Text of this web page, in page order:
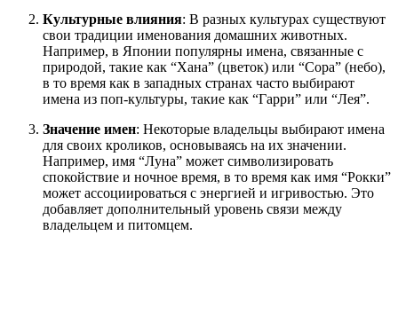
Культурные влияния: В разных культурах существуют
свои традиции именования домашних животных.
Например, в Японии популярны имена, связанные с
природой, такие как “Хана” (цветок) или “Сора” (небо),
в то время как в западных странах часто выбирают
имена из поп-культуры, такие как “Гарри” или “Лея”.
Значение имен: Некоторые владельцы выбирают имена
для своих кроликов, основываясь на их значении.
Например, имя “Луна” может символизировать
спокойствие и ночное время, в то время как имя “Рокки”
может ассоциироваться с энергией и игривостью. Это
добавляет дополнительный уровень связи между
владельцем и питомцем.